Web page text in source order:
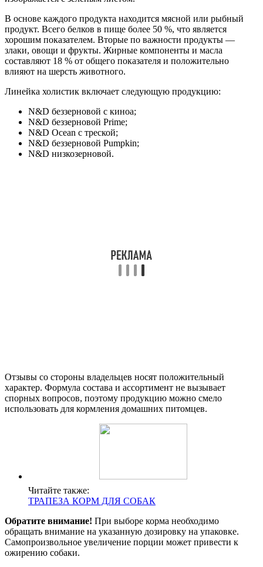
В основе каждого продукта находится мясной или рыбный
продукт. Всего белков в пище более 50 %, что является
хорошим показателем. Вторые по важности продукты —
злаки, овощи и фрукты. Жирные компоненты и масла
составляют 18 % от общего показателя и положительно
влияют на шерсть животного.
Линейка холистик включает следующую продукцию:
N&D беззерновой с киноа;
N&D беззерновой Prime;
N&D Ocean с треской;
N&D беззерновой Pumpkin;
N&D низкозерновой.
Отзывы со стороны владельцев носят положительный
характер. Формула состава и ассортимент не вызывает
спорных вопросов, поэтому продукцию можно смело
использовать для кормления домашних питомцев.
Читайте также:
ТРАПЕЗА КОРМ ДЛЯ СОБАК
Обратите внимание! При выборе корма необходимо
обращать внимание на указанную дозировку на упаковке.
Самопроизвольное увеличение порции может привести к
ожирению собаки.